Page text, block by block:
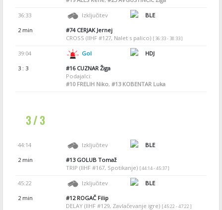
36:33 Izključitev
BLE
2 min
#74CERJAK Jernej
CROSS (IIHF #127, Nalet s palico) [ 36:33 - 38:33 ]
39:04 Gol
HDJ
3 : 3
#16CUZNAR Žiga
Podajalci:
#10FRELIH Niko, #13KOBENTAR Luka
3 / 3
44:14 Izključitev
BLE
2 min
#13GOLUB Tomaž
TRIP (IIHF #167, Spotikanje) [ 44:14 - 45:37 ]
45:22 Izključitev
BLE
2 min
#12ROGAČ Filip
DELAY (IIHF #129, Zavlačevanje igre) [ 45:22 - 47:22 ]